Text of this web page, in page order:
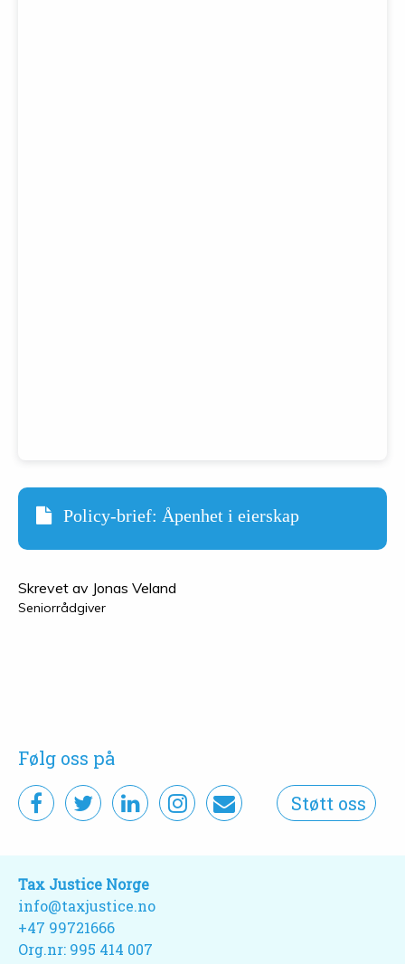
Policy-brief: Åpenhet i eierskap
Skrevet av Jonas Veland
Seniorrådgiver
Følg oss på
Støtt oss
Tax Justice Norge
info@taxjustice.no
+47 99721666‬
Org.nr: 995 414 007